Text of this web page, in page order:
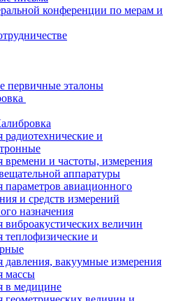
конференции по мерам и
первичные эталоны
радиотехнические и
времени и частоты, измерения
аппаратуры
параметров авиационного
и средств измерений
назначения
виброакустических величин
теплофизические и
давления, вакуумные измерения
массы
в медицине